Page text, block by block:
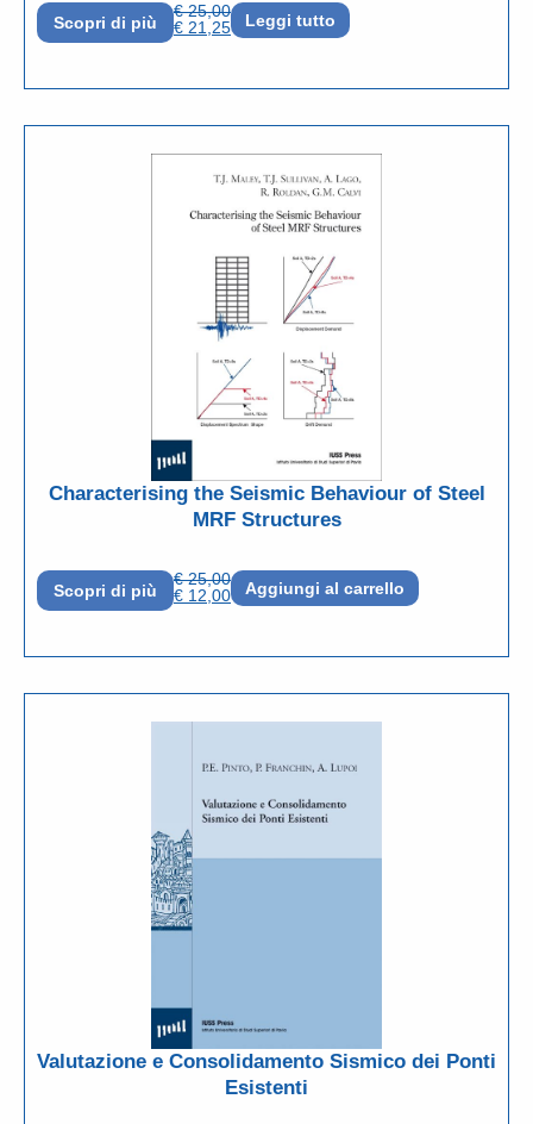
Scopri di più
€25,00
€ 21,25 Leggi tutto
Characterising the Seismic Behaviour of Steel
MRF Structures
Scopri di più
€25,00
€ 12,00 Aggiungi al carrello
Valutazione e Consolidamento Sismico dei Ponti
Esistenti